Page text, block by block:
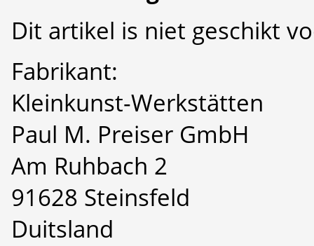
Dit artikel is niet geschikt
Fabrikant:
Kleinkunst-Werkstätten
Paul M. Preiser GmbH
Am Ruhbach 2
91628 Steinsfeld
Duitsland